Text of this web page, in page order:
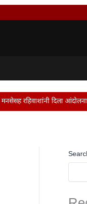
आंदोलनाचा इशारा •